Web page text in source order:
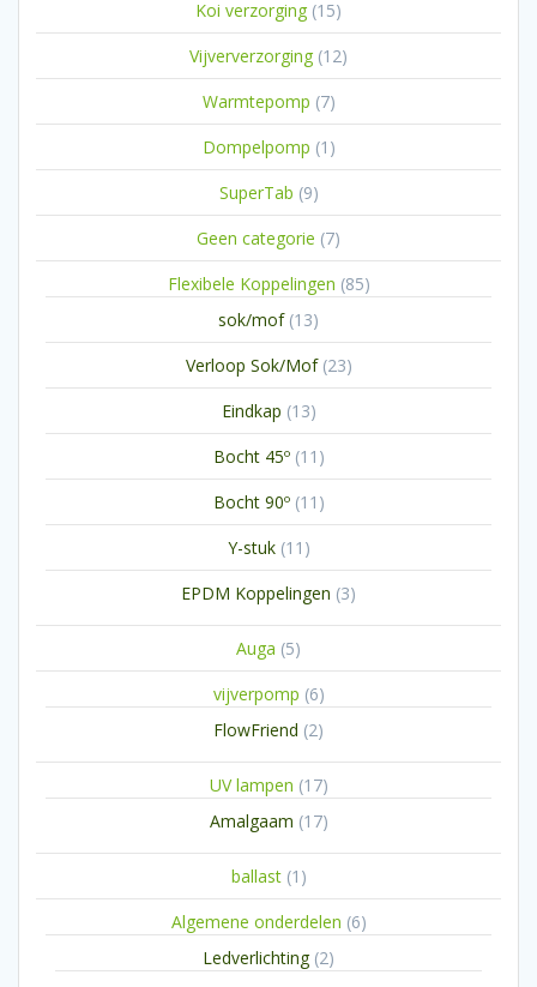
Koi verzorging 1515
producten
Vijververzorging 1212
producten
Warmtepomp 77
producten
Dompelpomp 1 1
product
SuperTab 99
producten
Geen categorie 77
producten
Flexibele Koppelingen 8585
sok/mof 1313
producten
Verloop Sok/Mof 2323
producten
Eindkap 1313
producten
Bocht 45º 11 11
producten
Bocht 90º 11 11
producten
Y-stuk 11 11
producten
EPDM Koppelingen 33
Auga 55
producten
vijverpomp 66
FlowFriend 22
UV lampen 1717
Amalgaam 1717
ballast 1 1
product
Algemene onderdelen 66
Ledverlichting 22